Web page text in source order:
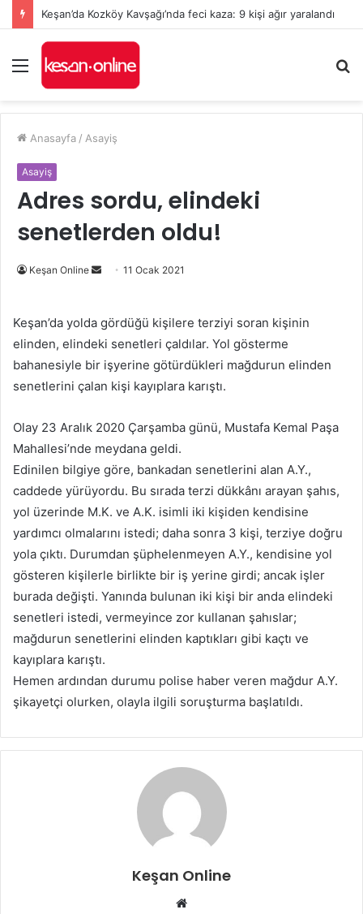
Keşan’da Kozköy Kavşağı’nda feci kaza: 9 kişi ağır yaralandı
Menü
...
Anasayfa / Asayiş
Asayiş
Adres sordu, elindeki
senetlerden oldu!
Keşan Online
Bir
göndermek
11 Ocak 2021
Keşan’da yolda gördüğü kişilere terziyi soran kişinin
elinden, elindeki senetleri çaldılar. Yol gösterme
bahanesiyle bir işyerine götürdükleri mağdurun elinden
senetlerini çalan kişi kayıplara karıştı.
Olay 23 Aralık 2020 Çarşamba günü, Mustafa Kemal Paşa
Mahallesi’nde meydana geldi.
Edinilen bilgiye göre, bankadan senetlerini alan A.Y.,
caddede yürüyordu. Bu sırada terzi dükkânı arayan şahıs,
yol üzerinde M.K. ve A.K. isimli iki kişiden kendisine
yardımcı olmalarını istedi; daha sonra 3 kişi, terziye doğru
yola çıktı. Durumdan şüphelenmeyen A.Y., kendisine yol
gösteren kişilerle birlikte bir iş yerine girdi; ancak işler
burada değişti. Yanında bulunan iki kişi bir anda elindeki
senetleri istedi, vermeyince zor kullanan şahıslar;
mağdurun senetlerini elinden kaptıkları gibi kaçtı ve
kayıplara karıştı.
Hemen ardından durumu polise haber veren mağdur A.Y.
şikayetçi olurken, olayla ilgili soruşturma başlatıldı.
Keşan Online
Web